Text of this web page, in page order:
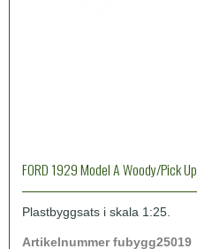
FORD 1929 Model A Woody/Pick Up
Plastbyggsats i skala 1:25.
Artikelnummer fubygg25019